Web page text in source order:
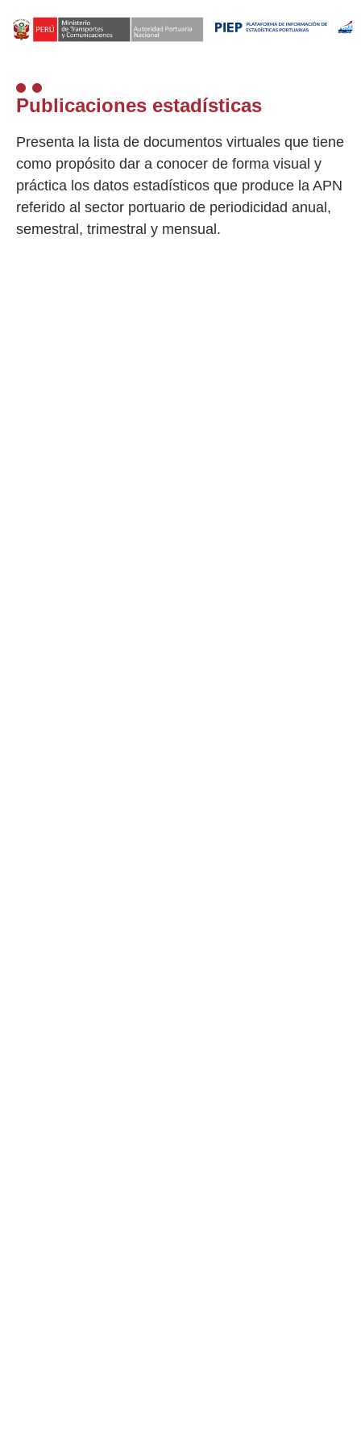
Publicaciones estadísticas
Presenta la lista de documentos virtuales que tiene
como propósito dar a conocer de forma visual y
práctica los datos estadísticos que produce la APN
referido al sector portuario de periodicidad anual,
semestral, trimestral y mensual.